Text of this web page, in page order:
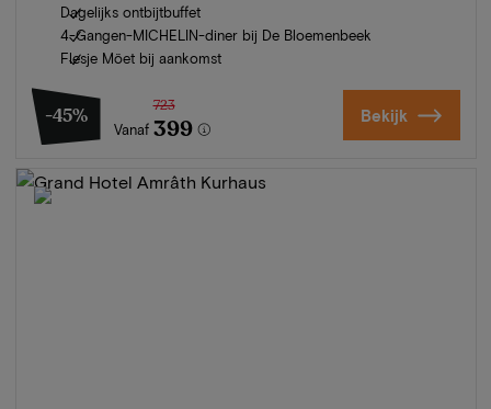
Dagelijks ontbijtbuffet
4-Gangen-MICHELIN-diner bij De Bloemenbeek
Flesje Möet bij aankomst
-45%
Vanaf
723
399 Bekijk